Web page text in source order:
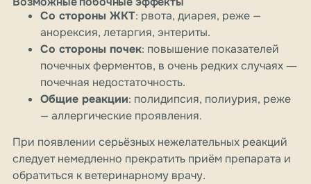
Со стороны ЖКТ: рвота, диарея, реже —
анорексия, летаргия, энтериты.
Со стороны почек: повышение показателей
почечных ферментов, в очень редких случаях ―
почечная недостаточность.
Общие реакции: полидипсия, полиурия, реже
— аллергические проявления.
При появлении серьёзных нежелательных реакций
следует немедленно прекратить приём препарата и
обратиться к ветеринарному врачу.